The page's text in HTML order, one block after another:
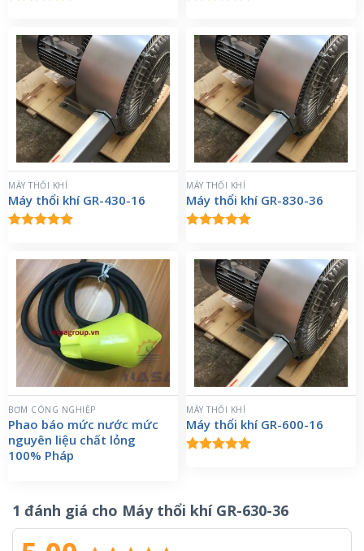
5 sao
5 sao
MÁY THỔI KHÍ
Máy thổi khí GR-430-16
5 sao
MÁY THỔI KHÍ
Máy thổi khí GR-830-36
5 sao
BƠM CÔNG NGHIỆP
Phao báo mức nước mức
nguyên liệu chất lỏng
100% Pháp
MÁY THỔI KHÍ
Máy thổi khí GR-600-16
1 đánh giá cho Máy thổi khí GR-630-36